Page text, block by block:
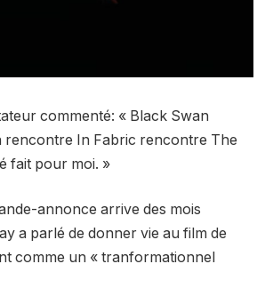
commenté: « Black Swan
rencontre In Fabric rencontre The
fait pour moi. »
annonce arrive des mois
a parlé de donner vie au film de
comme un « tranformationnel